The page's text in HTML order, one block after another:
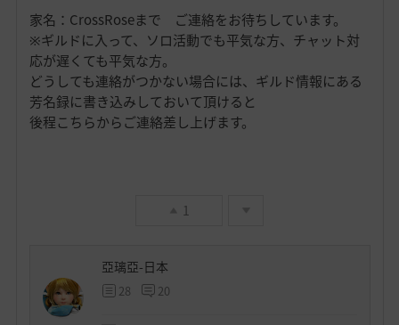
家名：CrossRoseまで ご連絡をお待ちしています。
※ギルドに入って、ソロ活動でも平気な方、チャット対
応が遅くても平気な方。
どうしても連絡がつかない場合には、ギルド情報にある
芳名録に書き込みしておいて頂けると
後程こちらからご連絡差し上げます。
1
亞璃亞-日本
28 20